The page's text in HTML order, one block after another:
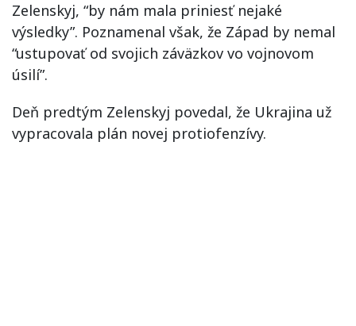
Zelenskyj, “by nám mala priniesť nejaké
výsledky”. Poznamenal však, že Západ by nemal
“ustupovať od svojich záväzkov vo vojnovom
úsilí”.
Deň predtým Zelenskyj povedal, že Ukrajina už
vypracovala plán novej protiofenzívy.